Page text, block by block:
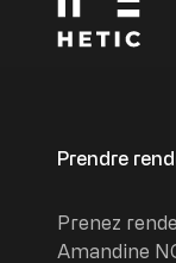
Prendre
Prenez
Amandine